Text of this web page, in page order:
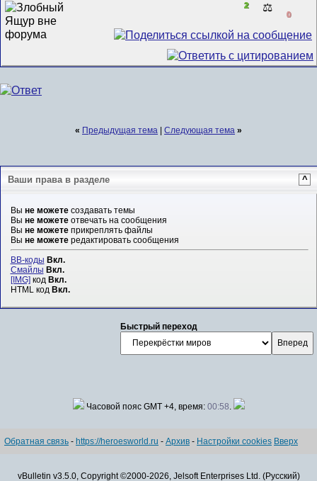
2 ⚖️
0
« Предыдущая тема Следующая тема »
Ваши права в разделе ^
Вы не можетесоздавать темы
Вы не можетеотвечать на сообщения
Вы не можетеприкреплять файлы
Вы не можетередактировать сообщения
BB-коды Вкл.
Смайлы Вкл.
[IMG] код Вкл.
HTML код Вкл.
Быстрый переход
Часовой пояс GMT +4, время: 00:58
Обратная связь - https://heroesworld.ru - Архив - Настройки cookies Вверх
vBulletin v3.5.0, Copyright ©2000-2026, Jelsoft Enterprises Ltd. (Русский)